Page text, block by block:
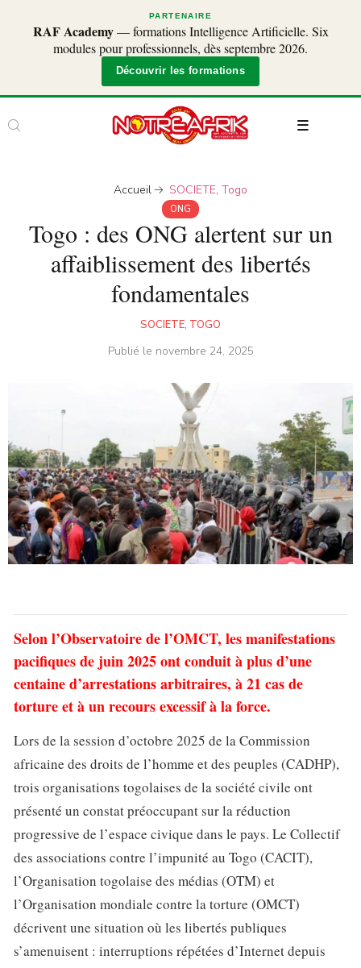
PARTENAIRE
RAF Academy— formations Intelligence Artificielle. Six
modules pour professionnels, dès septembre 2026.
Découvrir les formations
Accueil SOCIETE,Togo
ONG
Togo : des ONG alertent sur un
affaiblissement des libertés
fondamentales
SOCIETE, TOGO
Publié le novembre 24, 2025
Selon l’Observatoire de l’OMCT, les manifestations
pacifiques de juin 2025 ont conduit à plus d’une
centaine d’arrestations arbitraires, à 21 cas de
torture et à un recours excessif à la force.
Lors de la session d’octobre 2025 de la Commission
africaine des droits de l’homme et des peuples (CADHP),
trois organisations togolaises de la société civile ont
présenté un constat préoccupant sur la réduction
progressive de l’espace civique dans le pays. Le Collectif
des associations contre l’impunité au Togo (CACIT),
l’Organisation togolaise des médias (OTM) et
l’Organisation mondiale contre la torture (OMCT)
décrivent une situation où les libertés publiques
s’amenuisent : interruptions répétées d’Internet depuis